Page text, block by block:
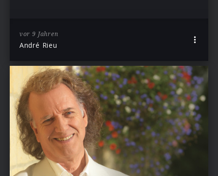
vor 9 Jahren
André Rieu